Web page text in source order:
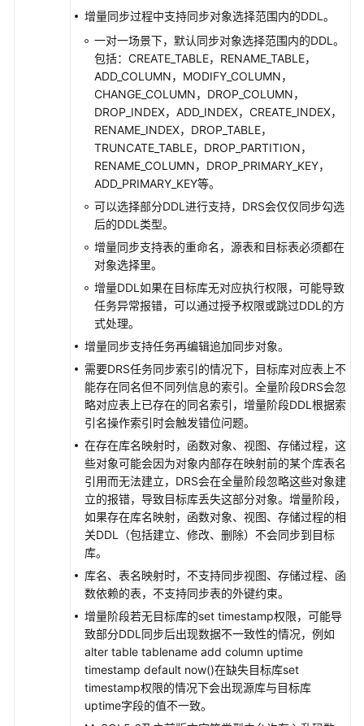
对
云
计
接
云
日
志
服
务
同
步
场
景
操
作
参
考
附
录
增量同步过程中支持同步对象选择范围内的DDL。
一对一场景下，默认同步对象选择范围内的DDL。
包括：CREATE_TABLE，RENAME_TABLE，
ADD_COLUMN，MODIFY_COLUMN，
CHANGE_COLUMN，DROP_COLUMN，
DROP_INDEX，ADD_INDEX，CREATE_INDEX，
RENAME_INDEX，DROP_TABLE，
TRUNCATE_TABLE，DROP_PARTITION，
RENAME_COLUMN，DROP_PRIMARY_KEY，
ADD_PRIMARY_KEY等。
可以选择部分DDL进行支持，DRS会仅仅同步勾选
后的DDL类型。
增量同步支持表的重命名，源表和目标表必须都在
对象选择里。
增量DDL如果在目标库无对应执行权限，可能导致
任务异常报错，可以通过授予权限或跳过DDL的方
式处理。
增量同步支持任务再编辑追加同步对象。
需要DRS任务同步索引的情况下，目标库对应表上不
能存在同名但不同列信息的索引。全量阶段DRS会忽
略对应表上已存在的同名索引，增量阶段DDL根据索
引名操作索引时会触发错位问题。
在存在库名映射时，函数对象、视图、存储过程，这
些对象可能会因为对象内部存在映射前的某个库表名
引用而无法建立，DRS会在全量阶段忽略这些对象建
立的报错，导致目标库丢失这部分对象。增量阶段，
如果存在库名映射，函数对象、视图、存储过程的相
关DDL（包括建立、修改、删除）不会同步到目标
库。
库名、表名映射时，不支持同步视图、存储过程、函
数依赖的表，不支持同步表的外键约束。
增量阶段若无目标库的set timestamp权限，可能导
致部分DDL同步后出现数据不一致性的情况，例如
alter table tablename add column uptime
timestamp default now()在缺失目标库set
timestamp权限的情况下会出现源库与目标库
uptime字段的值不一致。